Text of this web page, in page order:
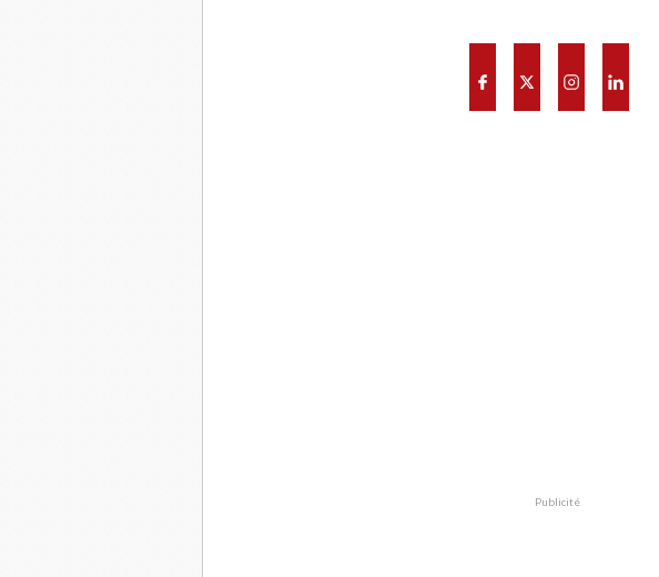
Publicité